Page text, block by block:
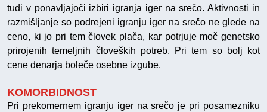
tudi v ponavljajoči izbiri igranja iger na srečo. Aktivnosti in
razmišljanje so podrejeni igranju iger na srečo ne glede na
ceno, ki jo pri tem človek plača, kar potrjuje moč genetsko
prirojenih temeljnih človeških potreb. Pri tem so bolj kot
cene denarja boleče osebne izgube.
KOMORBIDNOST
Pri prekomernem igranju iger na srečo je pri posamezniku